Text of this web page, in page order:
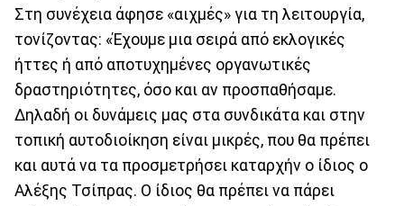
Στη συνέχεια άφησε «αιχμές» για τη λειτουργία,
τονίζοντας: «Έχουμε μια σειρά από εκλογικές
ήττες ή από αποτυχημένες οργανωτικές
δραστηριότητες, όσο και αν προσπαθήσαμε.
Δηλαδή οι δυνάμεις μας στα συνδικάτα και στην
τοπική αυτοδιοίκηση είναι μικρές, που θα πρέπει
και αυτά να τα προσμετρήσει καταρχήν ο ίδιος ο
Αλέξης Τσίπρας. Ο ίδιος θα πρέπει να πάρει